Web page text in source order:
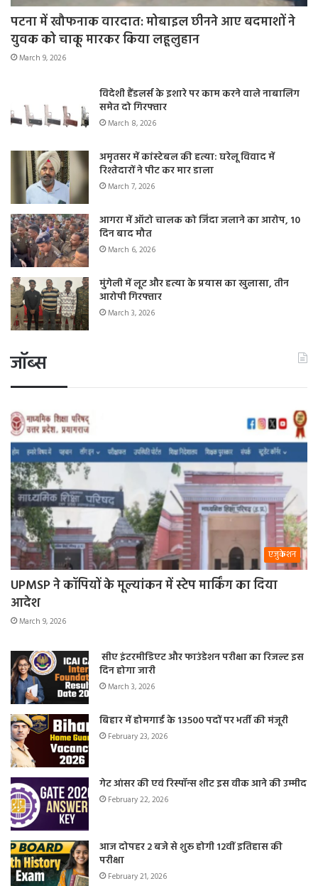
पटना में खौफनाक वारदात: मोबाइल छीनने आए बदमाशों ने
युवक को चाकू मारकर किया लहूलुहान
March 9, 2026
विदेशी हैंडलर्स के इशारे पर काम करने वाले नाबालिग
समेत दो गिरफ्तार
March 8, 2026
अमृतसर में कांस्टेबल की हत्या: घरेलू विवाद में
रिश्तेदारों ने पीट कर मार डाला
March 7, 2026
आगरा में ऑटो चालक को जिंदा जलाने का आरोप, 10
दिन बाद मौत
March 6, 2026
मुंगेली में लूट और हत्या के प्रयास का खुलासा, तीन
आरोपी गिरफ्तार
March 3, 2026
जॉब्स
एजुकेशन
UPMSP ने कॉपियों के मूल्यांकन में स्टेप मार्किंग का दिया
आदेश
March 9, 2026
सीए इंटरमीडिएट और फाउंडेशन परीक्षा का रिजल्ट इस
दिन होगा जारी
March 3, 2026
बिहार में होमगार्ड के 13500 पदों पर भर्ती की मंजूरी
February 23, 2026
गेट आंसर की एवं रिस्पॉन्स शीट इस वीक आने की उम्मीद
February 22, 2026
आज दोपहर 2 बजे से शुरू होगी 12वीं इतिहास की
परीक्षा
February 21, 2026